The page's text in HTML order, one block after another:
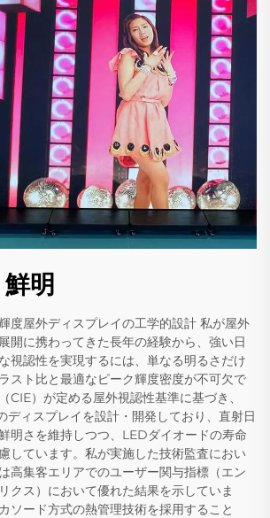
明
度屋外ディスプレイの工学的設計 私が屋外
開に携わってきた長年の経験から、強い日
視認性を実現するには、単なる明るさだけ
スト比と最適なピーク輝度密度が不可欠で
CIE）が定める屋外視認性基準に基づき、
ディスプレイを設計・開発しており、直射日
明さを維持しつつ、LEDダイオードの寿命
しています。私が実施した技術監査におい
高集客エリアでのユーザー関与指標（エン
クス）において優れた結果を示していま
ソード方式の熱管理技術を採用すること